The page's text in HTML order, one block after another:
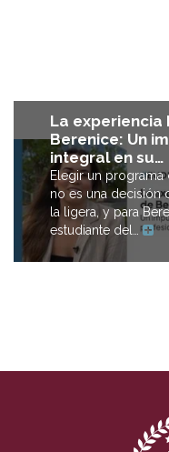
La experiencia
Berenice: Un
integral en su…
Elegir un
no es una decisión
la ligera, y para
estudiante del…